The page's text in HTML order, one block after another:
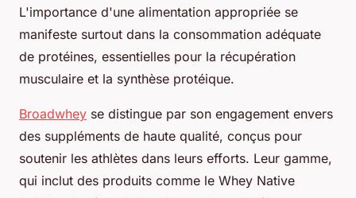
L'importance d'une alimentation appropriée se
manifeste surtout dans la consommation adéquate
de protéines, essentielles pour la récupération
musculaire et la synthèse protéique.
Broadwhey se distingue par son engagement envers
des suppléments de haute qualité, conçus pour
soutenir les athlètes dans leurs efforts. Leur gamme,
qui inclut des produits comme le Whey Native